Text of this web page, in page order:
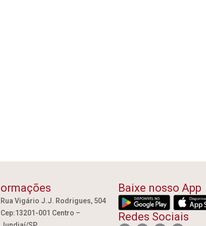
Rua Vigário J.J. Rodrigues, 504
Cep:13201-001 Centro –
Baixe nosso App
Redes Sociais